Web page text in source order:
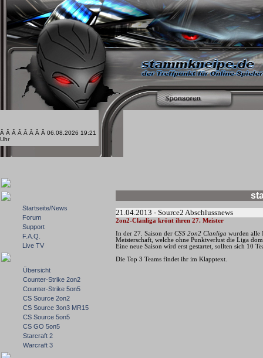
Â Â Â Â Â Â Â Â 06.08.2026 19:21
Uhr
Startseite/News
Forum
Support
F.A.Q.
Live TV
Übersicht
Counter-Strike 2on2
Counter-Strike 5on5
CS Source 2on2
CS Source 3on3 MR15
CS Source 5on5
CS GO 5on5
Starcraft 2
Warcraft 3
21.04.2013 - Source2 Abschlussnews
2on2-Clanliga krönt ihren 27. Meister
In der 27. Saison der CSS 2on2 Clanliga wurden alle
Meisterschaft, welche ohne Punktverlust die Liga
Eine neue Saison wird erst gestartet, sollten sich 10
Die Top 3 Teams findet ihr im Klapptext.